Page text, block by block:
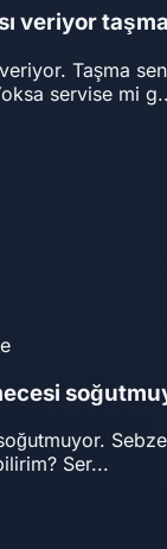
veriyor taşma
Taşma
servise mi
Ser...